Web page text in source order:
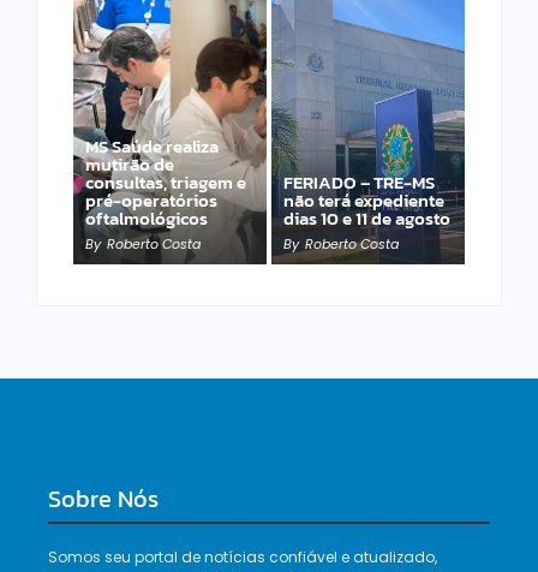
MS Saúde realiza
mutirão de
consultas, triagem e
pré-operatórios
oftalmológicos
By Roberto Costa
FERIADO – TRE-MS
não terá expediente
dias 10 e 11 de agosto
By Roberto Costa
Laranja azeda atrai
investimento
francês para
produção de óleos
essenciais
By Roberto Costa
Sobre Nós
Somos seu portal de notícias confiável e atualizado,